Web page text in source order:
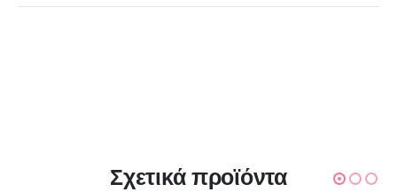
Σχετικά προϊόντα